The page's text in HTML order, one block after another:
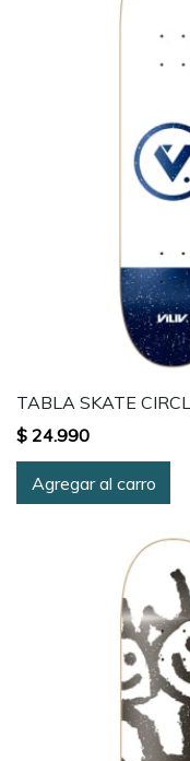
TABLA SKATE
$ 24.990
Agregar al carro